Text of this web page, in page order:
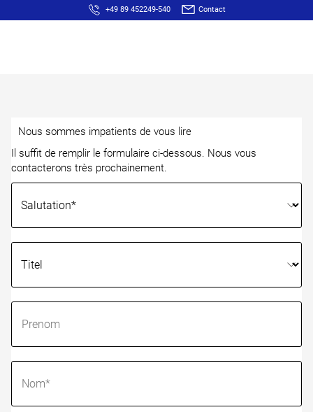
+49 89 452249-540 Contact
Nous sommes impatients de vous lire
Il suffit de remplir le formulaire ci-dessous. Nous vous
contacterons très prochainement.